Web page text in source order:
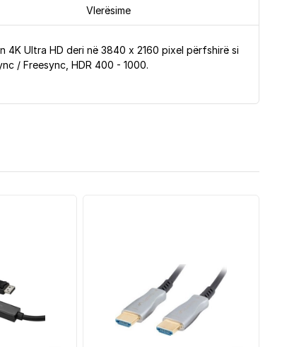
Vlerësime
Ultra HD deri në 3840 x 2160 pixel përfshirë si
/ Freesync, HDR 400 - 1000.